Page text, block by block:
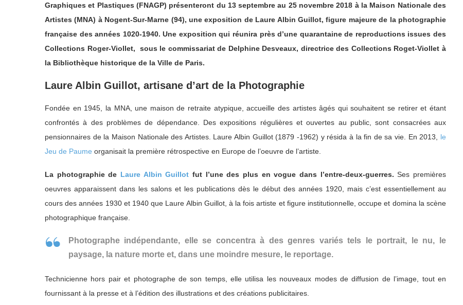
Graphiques et Plastiques (FNAGP) présenteront du 13 septembre au 25 novembre 2018 à la Maison Nationale des
Artistes (MNA) à Nogent-Sur-Marne (94), une exposition de Laure Albin Guillot, figure majeure de la photographie
française des années 1020-1940. Une exposition qui réunira près d’une quarantaine de reproductions issues des
Collections Roger-Viollet, sous le commissariat de Delphine Desveaux, directrice des Collections Roget-Viollet à
la Bibliothèque historique de la Ville de Paris.
Laure Albin Guillot, artisane d’art de la Photographie
Fondée en 1945, la MNA, une maison de retraite atypique, accueille des artistes âgés qui souhaitent se retirer et étant
confrontés à des problèmes de dépendance. Des expositions régulières et ouvertes au public, sont consacrées aux
pensionnaires de la Maison Nationale des Artistes. Laure Albin Guillot (1879 -1962) y résida à la fin de sa vie. En 2013, le
Jeu de Paume organisait la première rétrospective en Europe de l’oeuvre de l’artiste.
La photographie de Laure Albin Guillot fut l’une des plus en vogue dans l’entre-deux-guerres. Ses premières
oeuvres apparaissent dans les salons et les publications dès le début des années 1920, mais c’est essentiellement au
cours des années 1930 et 1940 que Laure Albin Guillot, à la fois artiste et figure institutionnelle, occupe et domina la scène
photographique française.
Photographe indépendante, elle se concentra à des genres variés tels le portrait, le nu, le
paysage, la nature morte et, dans une moindre mesure, le reportage.
Technicienne hors pair et photographe de son temps, elle utilisa les nouveaux modes de diffusion de l’image, tout en
fournissant à la presse et à l’édition des illustrations et des créations publicitaires.